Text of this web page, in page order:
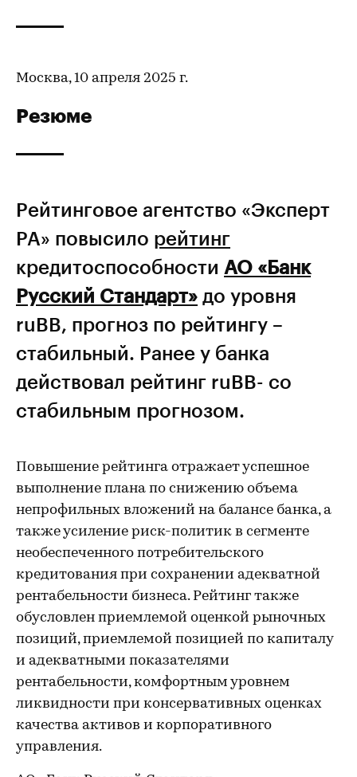
Москва, 10 апреля 2025 г.
Резюме
Рейтинговое агентство «Эксперт
РА» повысило рейтинг
кредитоспособности АО «Банк
Русский Стандарт» до уровня
ruBB, прогноз по рейтингу –
стабильный. Ранее у банка
действовал рейтинг ruBB- со
стабильным прогнозом.
Повышение рейтинга отражает успешное
выполнение плана по снижению объема
непрофильных вложений на балансе банка, а
также усиление риск-политик в сегменте
необеспеченного потребительского
кредитования при сохранении адекватной
рентабельности бизнеса. Рейтинг также
обусловлен приемлемой оценкой рыночных
позиций, приемлемой позицией по капиталу
и адекватными показателями
рентабельности, комфортным уровнем
ликвидности при консервативных оценках
качества активов и корпоративного
управления.